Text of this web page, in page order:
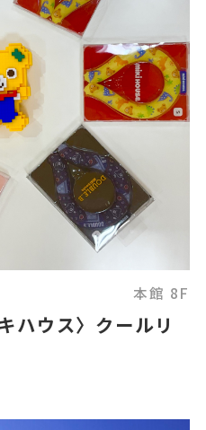
本館 8F
ハウス〉クールリ